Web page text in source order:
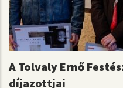
A Tolvaly Ernő
díjazottjai